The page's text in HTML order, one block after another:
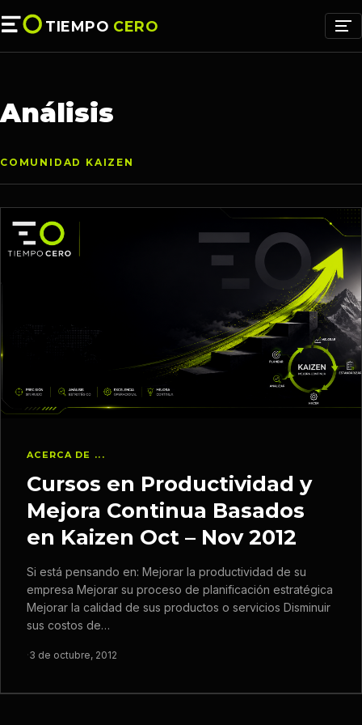
TIEMPO CERO
Análisis
COMUNIDAD KAIZEN
ACERCA DE ...
Cursos en Productividad y
Mejora Continua Basados
en Kaizen Oct – Nov 2012
Si está pensando en: Mejorar la productividad de su
empresa Mejorar su proceso de planificación estratégica
Mejorar la calidad de sus productos o servicios Disminuir
sus costos de…
·3 de octubre, 2012